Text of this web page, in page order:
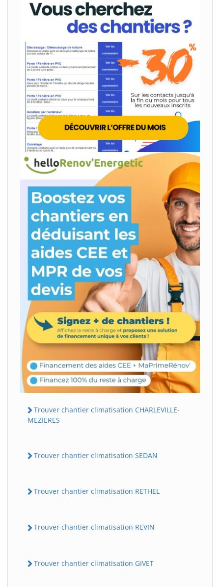
Trouver chantier climatisation CHARLEVILLE-
MEZIERES
Trouver chantier climatisation SEDAN
Trouver chantier climatisation RETHEL
Trouver chantier climatisation REVIN
Trouver chantier climatisation GIVET